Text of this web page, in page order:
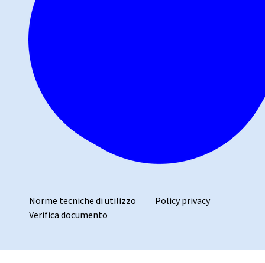
Norme tecniche di utilizzo
Policy privacy
Verifica documento